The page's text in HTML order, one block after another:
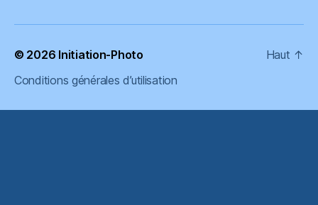
© 2026 Initiation-Photo
Conditions générales d’utilisation
Haut ↑